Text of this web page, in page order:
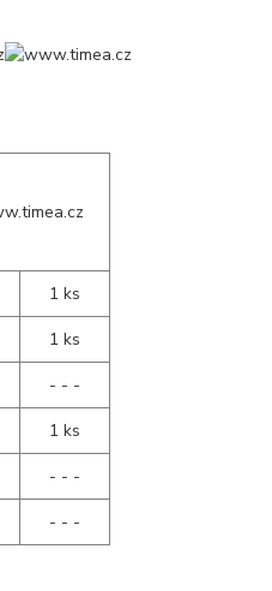
1 ks
1 ks
- - -
1 ks
- - -
- - -